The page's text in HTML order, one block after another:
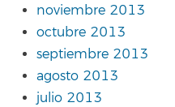
noviembre 2013
octubre 2013
septiembre 2013
agosto 2013
julio 2013